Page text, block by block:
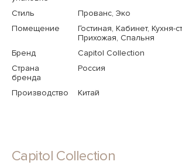
Стиль
Прованс, Эко
Помещение
Гостиная, Кабинет, Кухня-
Прихожая, Спальня
Бренд
Capitol Collection
Страна
бренда
Россия
Производство Китай
Capitol Collection